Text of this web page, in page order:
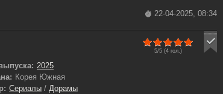
22-04-2025, 08:34
5/5 (4гол.)
2025
Корея Южная
Сериалы / Дорамы